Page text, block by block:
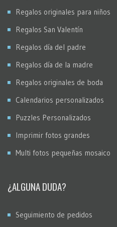
Regalos originales para niños
Regalos San Valentín
Regalos día del padre
Regalos día de la madre
Regalos originales de boda
Calendarios personalizados
Puzzles Personalizados
Imprimir fotos grandes
Multi fotos pequeñas mosaico
¿ALGUNA DUDA?
Seguimiento de pedidos